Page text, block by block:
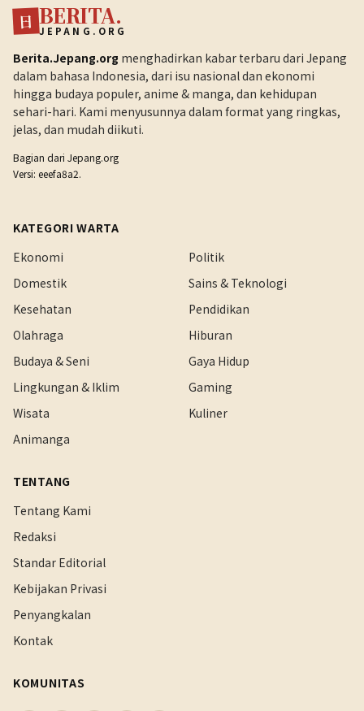
日 BERITA.
JEPANG.ORG
Berita.Jepang.org menghadirkan kabar terbaru dari Jepang
dalam bahasa Indonesia, dari isu nasional dan ekonomi
hingga budaya populer, anime & manga, dan kehidupan
sehari-hari. Kami menyusunnya dalam format yang ringkas,
jelas, dan mudah diikuti.
Bagian dari Jepang.org
Versi: eeefa8a2.
KATEGORI WARTA
Ekonomi
Politik
Domestik
Sains & Teknologi
Kesehatan
Pendidikan
Olahraga
Hiburan
Budaya & Seni
Gaya Hidup
Lingkungan & Iklim
Gaming
Wisata
Kuliner
Animanga
TENTANG
Tentang Kami
Redaksi
Standar Editorial
Kebijakan Privasi
Penyangkalan
Kontak
KOMUNITAS